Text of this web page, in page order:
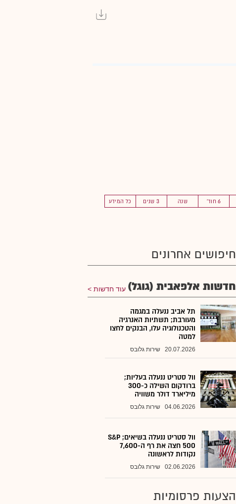
6 חוד' שנה 3 שנים כל המידע
חיפושים אחרונים
חדשות אלפאבית (גוגל) עוד חדשות
תל אביב ננעלה במגמה
מעורבת; תשתיות האנרגיה
והטכנולוגיה עלו, הבנקים לחצו
למטה
20.07.2026 שירות גלובס
וול סטריט ננעלה בעליות;
ברודקום השילה כ-300
מיליארד דולר משוויה
04.06.2026 שירות גלובס
וול סטריט ננעלה בשיאים; S&P
500 חצה את רף ה-7,600
נקודות לראשונה
02.06.2026 שירות גלובס
הצעות פרסומיות